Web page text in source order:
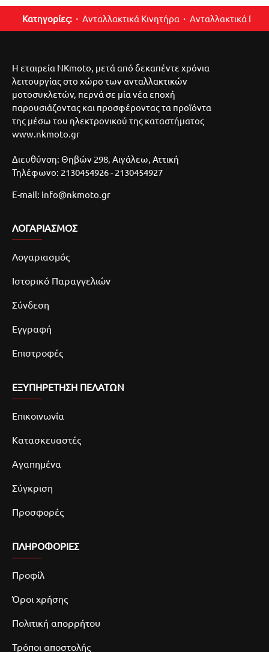
Κατηγορίες: Ανταλλακτικά Κινητήρα Ανταλλακτικά
Η εταιρεία NKmoto, μετά από δεκαπέντε χρόνια
λειτουργίας στο χώρο των ανταλλακτικών
μοτοσυκλετών, περνά σε μία νέα εποχή
παρουσιάζοντας και προσφέροντας τα προϊόντα
της μέσω του ηλεκτρονικού της καταστήματος
www.nkmoto.gr
Διευθύνση: Θηβών 298, Αιγάλεω, Αττική
Τηλέφωνο: 2130454926 - 2130454927
E-mail: info@nkmoto.gr
ΛΟΓΑΡΙΑΣΜΌΣ
Λογαριασμός
Ιστορικό Παραγγελιών
Σύνδεση
Εγγραφή
Επιστροφές
ΕΞΥΠΗΡΕΤΗΣΗ ΠΕΛΑΤΩΝ
Επικοινωνία
Κατασκευαστές
Αγαπημένα
Σύγκριση
Προσφορές
ΠΛΗΡΟΦΟΡΙΕΣ
Προφίλ
Όροι χρήσης
Πολιτική απορρήτου
Τρόποι αποστολής